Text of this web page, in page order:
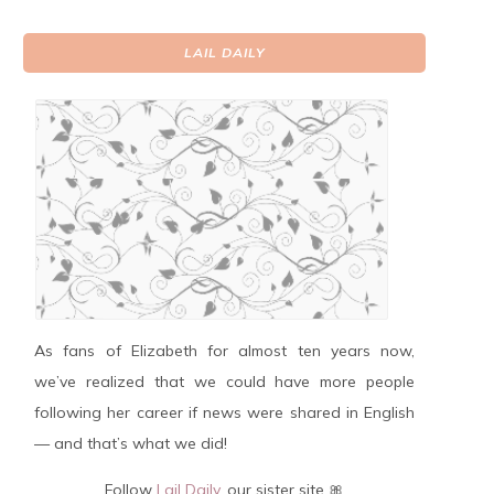
LAIL DAILY
As fans of Elizabeth for almost ten years now,
we’ve realized that we could have more people
following her career if news were shared in English
— and that’s what we did!
Follow Lail Daily, our sister site 🎀